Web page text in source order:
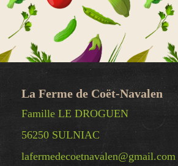
La Ferme de Coët-Navalen
Famille LE DROGUEN
56250 SULNIAC
lafermedecoetnavalen@gmail.com